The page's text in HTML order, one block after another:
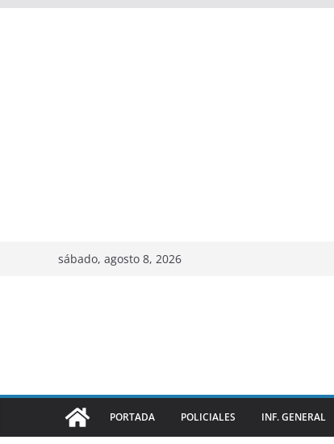
sábado, agosto 8, 2026
PORTADA POLICIALES INF. GENERAL